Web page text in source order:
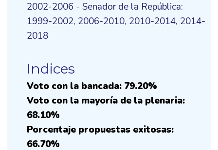
2002-2006 - Senador de la República:
1999-2002, 2006-2010, 2010-2014, 2014-
2018
Indices
Voto con la bancada: 79.20%
Voto con la mayoría de la plenaria:
68.10%
Porcentaje propuestas exitosas:
66.70%